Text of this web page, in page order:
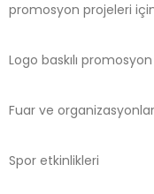
promosyon projeleri
Logo baskılı
Fuar ve organizasyonlar
Spor etkinlikleri